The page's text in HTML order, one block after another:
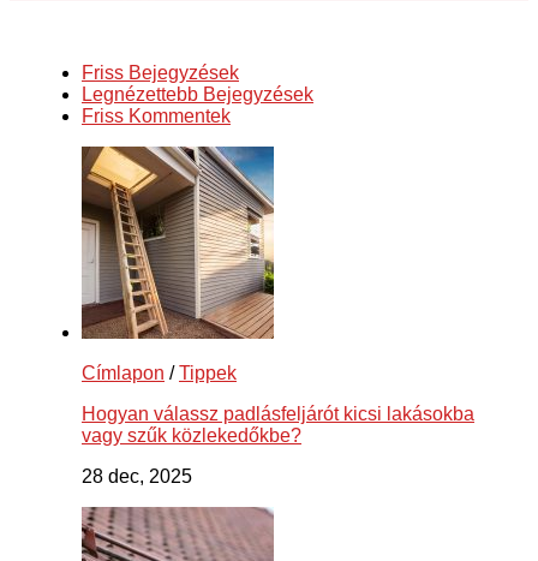
Friss Bejegyzések
Legnézettebb Bejegyzések
Friss Kommentek
Címlapon /Tippek
Hogyan válassz padlásfeljárót kicsi lakásokba
vagy szűk közlekedőkbe?
28 dec, 2025